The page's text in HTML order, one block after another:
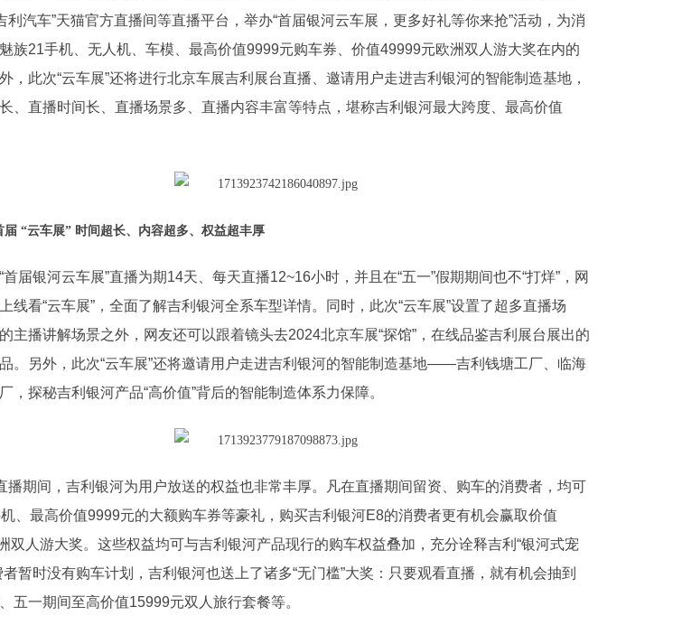
的燃油版造型...
利汽车”天猫官方直播间等直播平台，举办“首届银河云车展，更多好礼等你来抢”活动，为消
族21手机、无人机、车模、最高价值9999元购车券、价值49999元欧洲双人游大奖在内的
，此次“云车展”还将进行北京车展吉利展台直播、邀请用户走进吉利银河的智能制造基地，
、直播时间长、直播场景多、直播内容丰富等特点，堪称吉利银河最大跨度、最高价值
届 “云车展” 时间超长、内容超多、权益超丰厚
首届银河云车展”直播为期14天、每天直播12~16小时，并且在“五一”假期期间也不“打烊”，网
线看“云车展”，全面了解吉利银河全系车型详情。同时，此次“云车展”设置了超多直播场
主播讲解场景之外，网友还可以跟着镜头去2024北京车展“探馆”，在线品鉴吉利展台展出的
。另外，此次“云车展”还将邀请用户走进吉利银河的智能制造基地——吉利钱塘工厂、临海
，探秘吉利银河产品“高价值”背后的智能制造体系力保障。
播期间，吉利银河为用户放送的权益也非常丰厚。凡在直播期间留资、购车的消费者，均可
、最高价值9999元的大额购车券等豪礼，购买吉利银河E8的消费者更有机会赢取价值
双人游大奖。这些权益均可与吉利银河产品现行的购车权益叠加，充分诠释吉利“银河式宠
者暂时没有购车计划，吉利银河也送上了诸多“无门槛”大奖：只要观看直播，就有机会抽到
五一期间至高价值15999元双人旅行套餐等。